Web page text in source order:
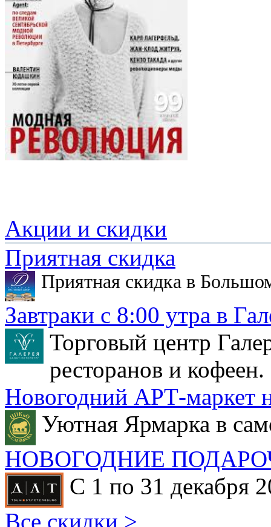
Акции и скидки
Приятная скидка
Приятная скидка в
Завтраки с 8:00 утра в
Торговый центр
ресторанов и кофеен.
Новогодний АРТ-маркет
Уютная Ярмарка в
НОВОГОДНИЕ
С 1 по 31 декабря
Все скидки >